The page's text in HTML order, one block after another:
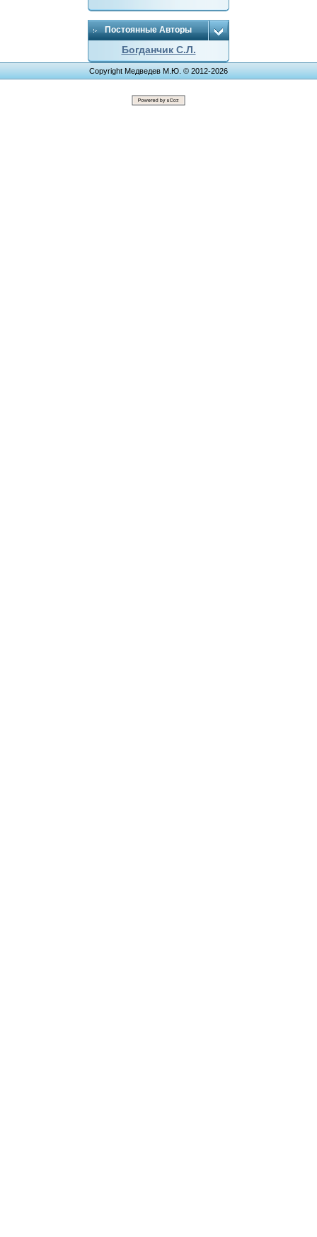
Постоянные Авторы
Богданчик С.Л.
Copyright Медведев М.Ю. © 2012-2026